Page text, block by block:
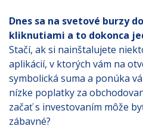
Dnes sa na svetové burzy
kliknutiami a to dokonca
Stačí, ak si nainštalujete
aplikácií, v ktorých vám na
symbolická suma a ponúka
nízke poplatky za
začať s investovaním môže
zábavné?